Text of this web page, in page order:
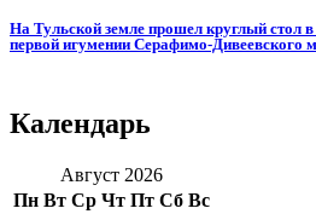
На Тульской земле прошел круглый стол
первой игумении Серафимо-
Календарь
Август 2026
Пн Вт Ср Чт Пт Сб Вс